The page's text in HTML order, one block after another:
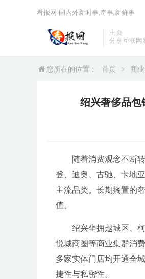
主页
分享互联网
看报网-国内外新时事,奇事,新鲜事
您所在的位置： 首页 > 商
绍兴奢侈品包
随着消费观念不断
登、迪奥、古驰、卡地
主流品类。长期搁置的
值。
绍兴坐拥越城区、
悦城商圈等商业集群消
多家实体门店均开通全
捷性与私密性。